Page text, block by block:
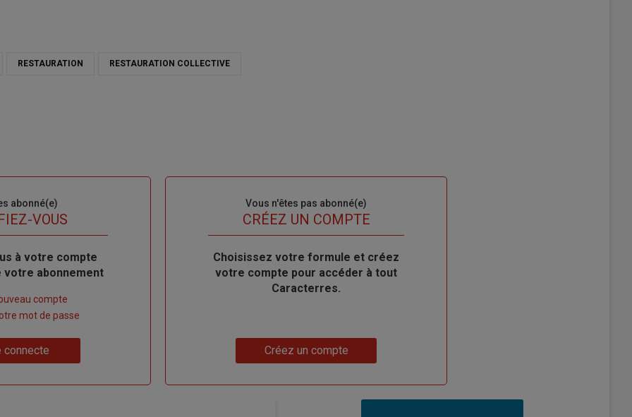
RESTAURATION RESTAURATION COLLECTIVE
abonné(e)
VOUS
à votre compte
abonnement
compte
mot de passe
connecte
Vous n'êtes pas abonné(e)
TITRECRÉEZ UN COMPTE
Body
Choisissez votre formule et créez
votre compte pour accéder à tout
Caracterres.
Créez un compte